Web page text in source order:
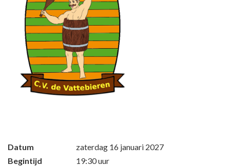
Datum
zaterdag 16 januari 2027
Begintijd
19:30 uur